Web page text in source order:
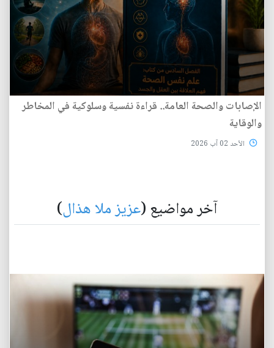
الإصابات والصحة العامة.. قراءة نفسية وسلوكية في المخاطر
والوقاية
الأحد 02 آب 2026
آخر مواضيع (عزيز ملا هذال)